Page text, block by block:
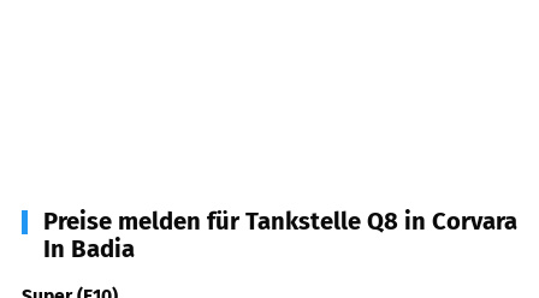
Preise melden für Tankstelle Q8 in Corvara
In Badia